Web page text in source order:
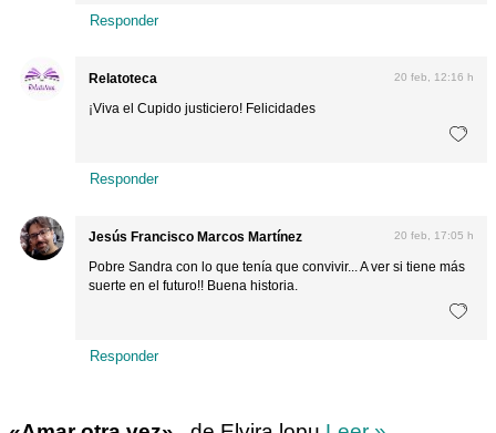
Responder
Relatoteca 20 feb, 12:16 h
¡Viva el Cupido justiciero! Felicidades
Responder
Jesús Francisco Marcos Martínez 20 feb, 17:05 h
Pobre Sandra con lo que tenía que convivir... A ver si tiene más
suerte en el futuro!! Buena historia.
Responder